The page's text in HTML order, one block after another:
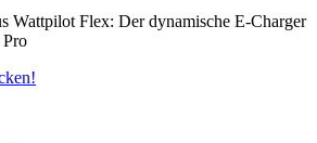
Wattpilot Flex: Der dynamische E-Charger